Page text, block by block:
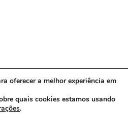
www.ACORDA DF
oferecer a melhor experiência em
quais cookies estamos usando
.